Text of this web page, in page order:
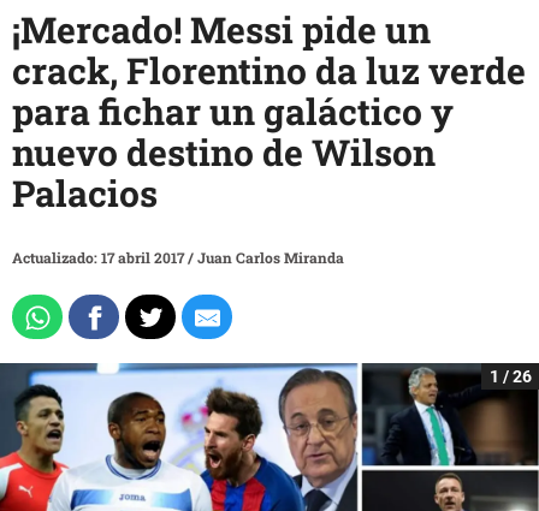
¡Mercado! Messi pide un
crack, Florentino da luz verde
para fichar un galáctico y
nuevo destino de Wilson
Palacios
Actualizado: 17 abril 2017/Juan Carlos Miranda
1 / 26